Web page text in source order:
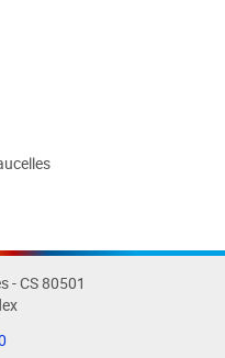
- CS 80501